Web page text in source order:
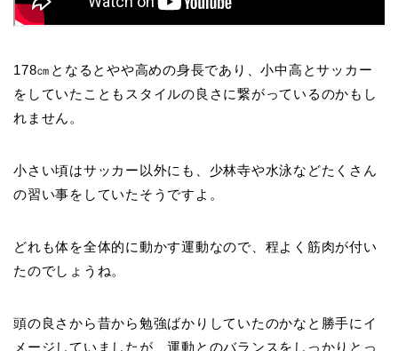
178㎝となるとやや高めの身長であり、小中高とサッカー
をしていたこともスタイルの良さに繋がっているのかもし
れません。
小さい頃はサッカー以外にも、少林寺や水泳などたくさん
の習い事をしていたそうですよ。
どれも体を全体的に動かす運動なので、程よく筋肉が付い
たのでしょうね。
頭の良さから昔から勉強ばかりしていたのかなと勝手にイ
メージしていましたが、運動とのバランスをしっかりとっ